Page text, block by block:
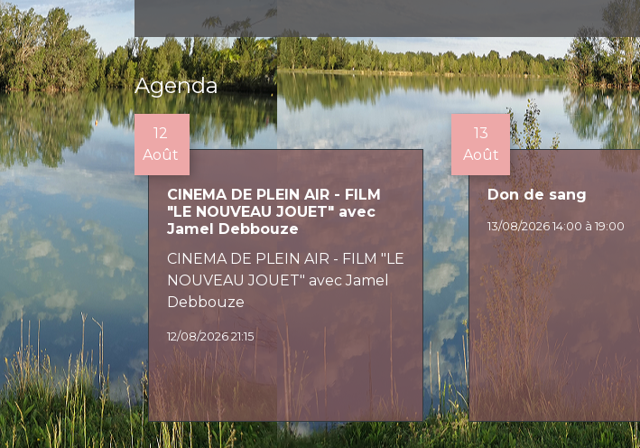
Agenda
12
Août
CINEMA DE PLEIN AIR - FILM
"LE NOUVEAU JOUET" avec
Jamel Debbouze
CINEMA DE PLEIN AIR - FILM "LE
NOUVEAU JOUET" avec Jamel
Debbouze
12/08/2026 21:15
13
Août
Don de sang
13/08/2026 14:00 à 19:00